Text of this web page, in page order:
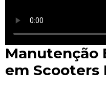
Manutenção
em Scooters